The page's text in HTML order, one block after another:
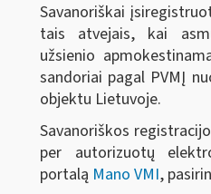
Savanoriškai
tais atvejais, kai
užsienio
sandoriai pagal PVMĮ
objektu Lietuvoje.
Savanoriškos
per autorizuotų
portalą Mano VMI,